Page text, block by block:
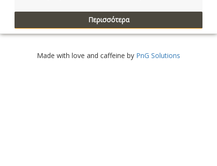
Περισσότερα
Made with love and caffeine by PnG Solutions